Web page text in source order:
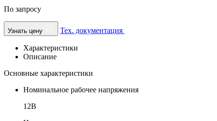
По запросу
Узнать цену Тех. документация
Характеристики
Описание
Основные характеристики
Номинальное рабочее напряжения
12В